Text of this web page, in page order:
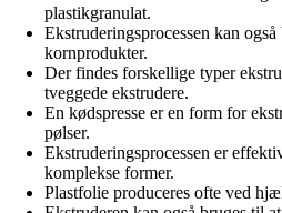
plastikgranulat.
Ekstruderingsprocessen kan
kornprodukter.
Der findes forskellige typer
tveggede ekstrudere.
En kødspresse er en form for
pølser.
Ekstruderingsprocessen er
komplekse former.
Plastfolie produceres ofte ved